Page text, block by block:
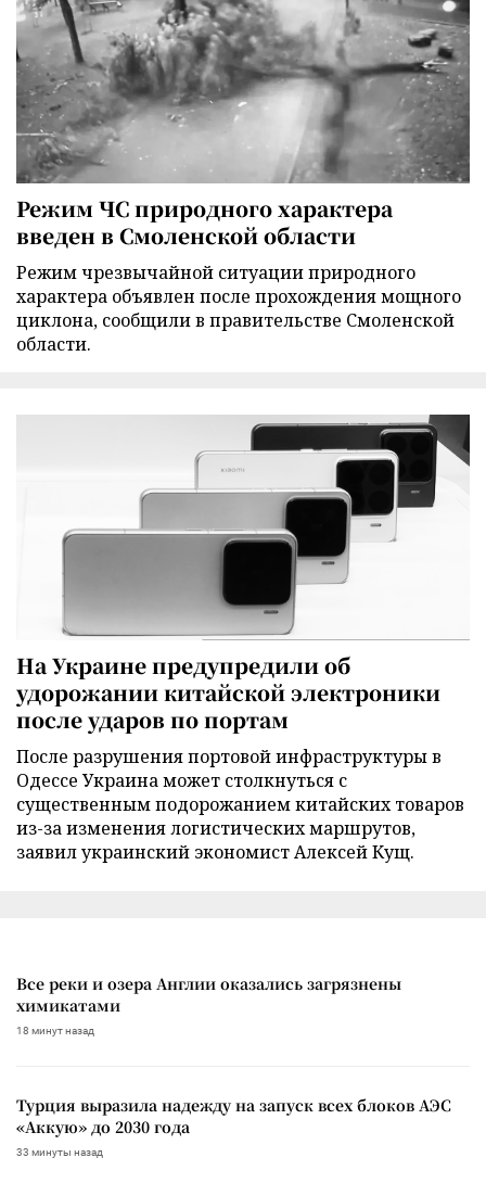
Режим ЧС природного характера
введен в Смоленской области
Режим чрезвычайной ситуации природного
характера объявлен после прохождения мощного
циклона, сообщили в правительстве Смоленской
области.
На Украине предупредили об
удорожании китайской электроники
после ударов по портам
После разрушения портовой инфраструктуры в
Одессе Украина может столкнуться с
существенным подорожанием китайских товаров
из-за изменения логистических маршрутов,
заявил украинский экономист Алексей Кущ.
Все реки и озера Англии оказались загрязнены
химикатами
18 минут назад
Турция выразила надежду на запуск всех блоков АЭС
«Аккую» до 2030 года
33 минуты назад